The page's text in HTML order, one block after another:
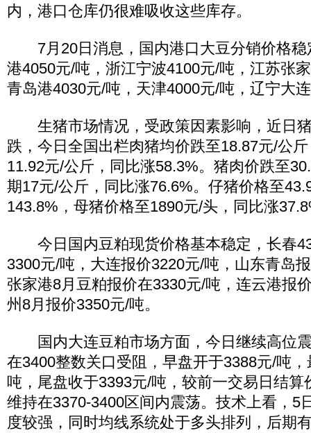
内，港口仓库仍很难吸收这些库存。
7月20日消息，国内港口大豆分销价格稳
港4050元/吨，浙江宁波4100元/吨，江苏张
青岛港4030元/吨，天津4000元/吨，辽宁大
生猪市场情况，受政策因素影响，近日
跌，今日全国出栏肉猪均价跌至18.87元/公
11.92元/公斤，同比涨58.3%。猪肉价跌至
期17元/公斤，同比涨76.6%。仔猪价格至
143.8%，母猪价格至1890元/头，同比涨
今日国内豆粕现货价格基本稳定，长春
3300元/吨，大连报价3220元/吨，山东青岛
张家港8月豆粕报价在3330元/吨，连云港报
州8月报价3350元/吨。
国内大连豆粕市场方面，今日继续高位
在3400整数关口受阻，早盘开于3388元/吨
吨，尾盘收于3393元/吨，较前一交易日结算
维持在3370-3400区间内震荡。技术上看，5
度较强，同时均线系统处于多头排列，后期